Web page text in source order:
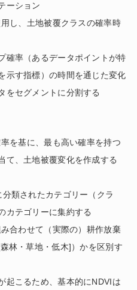
ーション
し、土地被覆クラスの確率時
確率（あるデータポイントが特
示す指標）の時間を通じた変化
をセグメントに分割する
を基に、最も高い確率を持つ
て、土地被覆変化を作成する
類されたカテゴリー（クラ
カテゴリーに集約する
合わせて（実際の）耕作放棄
林・草地・低木]）かを区別す
起こるため、基本的にNDVIは